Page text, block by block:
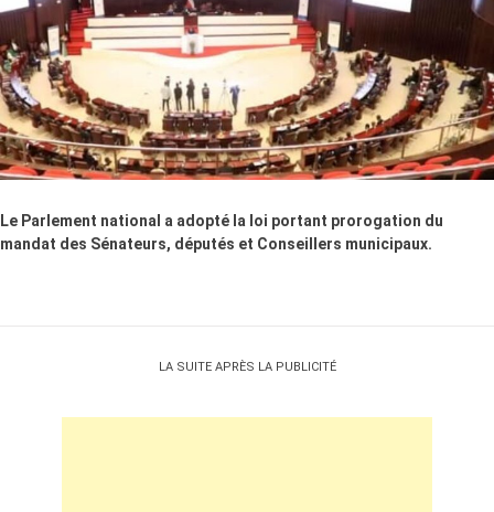
Le Parlement national a adopté la loi portant prorogation du
mandat des Sénateurs, députés et Conseillers municipaux.
LA SUITE APRÈS LA PUBLICITÉ